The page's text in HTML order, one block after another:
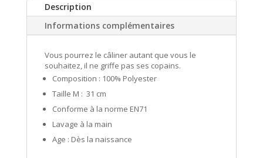
Description
Informations complémentaires
Vous pourrez le câliner autant que vous le
souhaitez, il ne griffe pas ses copains.
Composition : 100% Polyester
Taille M : 31 cm
Conforme à la norme EN71
Lavage à la main
Age : Dès la naissance